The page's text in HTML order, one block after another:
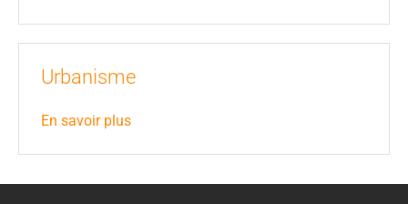
Urbanisme
En savoir plus